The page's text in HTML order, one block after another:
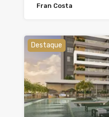
Fran Costa
Destaque